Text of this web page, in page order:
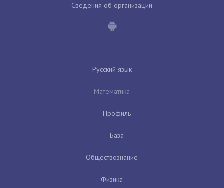
Сведения об организации
Русский язык
Математика
Профиль
База
Обществознание
Физика